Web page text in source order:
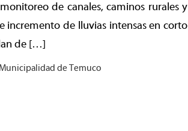
de canales, caminos rurales y
incremento de lluvias intensas en corto
de […]
de Temuco